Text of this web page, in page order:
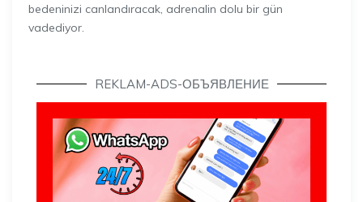
bedeninizi canlandıracak, adrenalin dolu bir gün
vadediyor.
REKLAM-ADS-ОБЪЯВЛЕНИЕ